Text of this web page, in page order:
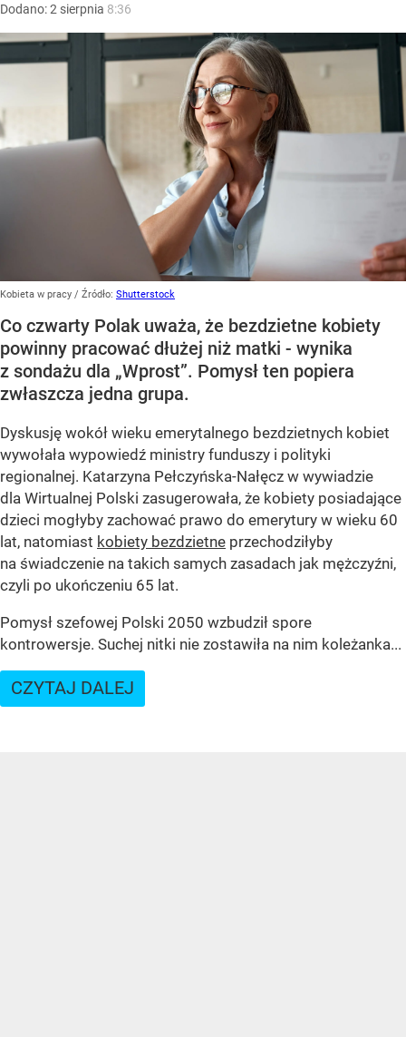
Dodano:2 sierpnia 8:36
Kobieta w pracy / Źródło: Shutterstock
Co czwarty Polak uważa, że bezdzietne kobiety
powinny pracować dłużej niż matki - wynika
z sondażu dla „Wprost”. Pomysł ten popiera
zwłaszcza jedna grupa.
Dyskusję wokół wieku emerytalnego bezdzietnych kobiet
wywołała wypowiedź ministry funduszy i polityki
regionalnej. Katarzyna Pełczyńska-Nałęcz w wywiadzie
dla Wirtualnej Polski zasugerowała, że kobiety posiadające
dzieci mogłyby zachować prawo do emerytury w wieku 60
lat, natomiast kobiety bezdzietne przechodziłyby
na świadczenie na takich samych zasadach jak mężczyźni,
czyli po ukończeniu 65 lat.
Pomysł szefowej Polski 2050 wzbudził spore
kontrowersje. Suchej nitki nie zostawiła na nim koleżanka...
CZYTAJ DALEJ